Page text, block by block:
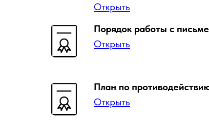
Открыть
Порядок работы с
Открыть
План по
Открыть